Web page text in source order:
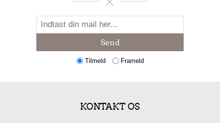
Send
Tilmeld Frameld
KONTAKT OS